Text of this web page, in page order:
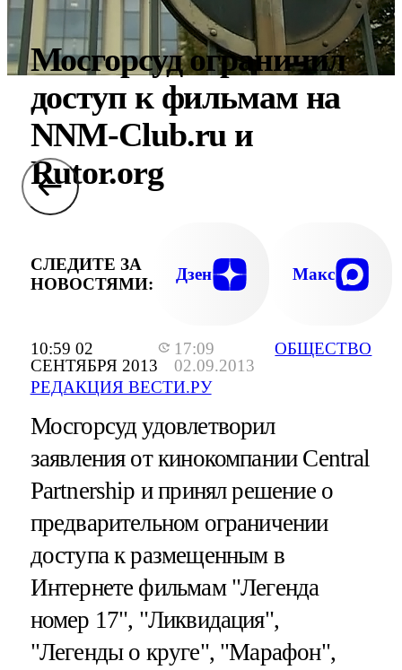
10:59 02
СЕНТЯБРЯ 2013
17:09
02.09.2013
РЕДАКЦИЯ ВЕСТИ.РУ
ОБЩЕСТВО
Мосгорсуд ограничил
доступ к фильмам на
NNM-Club.ru и
Rutor.org
СЛЕДИТЕ ЗА
НОВОСТЯМИ:
Дзен Макс
Мосгорсуд удовлетворил
заявления от кинокомпании Central
Partnership и принял решение о
предварительном ограничении
доступа к размещенным в
Интернете фильмам "Легенда
номер 17", "Ликвидация",
"Легенды о круге", "Марафон",